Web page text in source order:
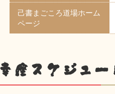
己書まごころ道場ホーム
ページ
幸座スケジュー